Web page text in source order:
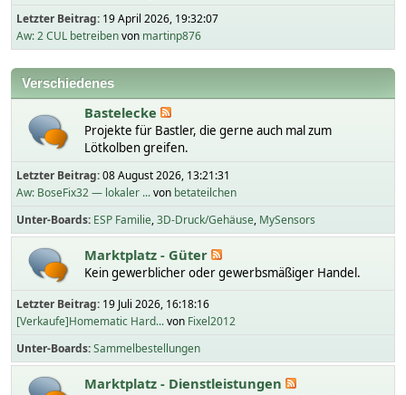
Letzter Beitrag: 19 April 2026, 19:32:07
Aw: 2 CUL betreibenvon martinp876
Verschiedenes
Bastelecke
Projekte für Bastler, die gerne auch mal zum
Lötkolben greifen.
Letzter Beitrag:08 August 2026, 13:21:31
Aw: BoseFix32 — lokaler ...von betateilchen
Unter-Boards ESP Familie 3D-Druck/Gehäuse MySensors
Marktplatz - Güter
Kein gewerblicher oder gewerbsmäßiger Handel.
Letzter Beitrag: 19 Juli 2026, 16:18:16
[Verkaufe]Homematic Hard...von Fixel2012
Unter-Boards Sammelbestellungen
Marktplatz - Dienstleistungen